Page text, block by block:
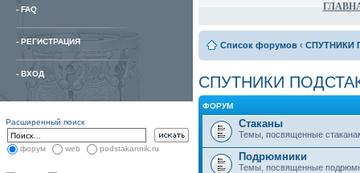
- FAQ
- РЕГИСТРАЦИЯ
- ВХОД
Расширенный поиск
форум web podstakannik.ru
Список форумов ‹ СПУТНИКИ
СПУТНИКИ
ФОРУМ
Стаканы
Темы, посвященные
Подрюмники
Темы, посвященные